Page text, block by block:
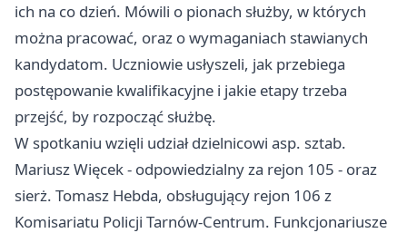
ich na co dzień. Mówili o pionach służby, w których
można pracować, oraz o wymaganiach stawianych
kandydatom. Uczniowie usłyszeli, jak przebiega
postępowanie kwalifikacyjne i jakie etapy trzeba
przejść, by rozpocząć służbę.
W spotkaniu wzięli udział dzielnicowi asp. sztab.
Mariusz Więcek - odpowiedzialny za rejon 105 - oraz
sierż. Tomasz Hebda, obsługujący rejon 106 z
Komisariatu Policji Tarnów-Centrum. Funkcjonariusze